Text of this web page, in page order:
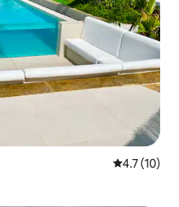
औसत रेटिंग 5
4.7 (10)